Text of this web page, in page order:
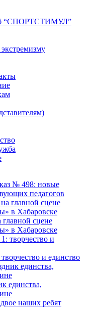
“СПОРТСТИМУЛ”
№ 498: новые
педагогов
сцене
в Хабаровске
и единство
единства,